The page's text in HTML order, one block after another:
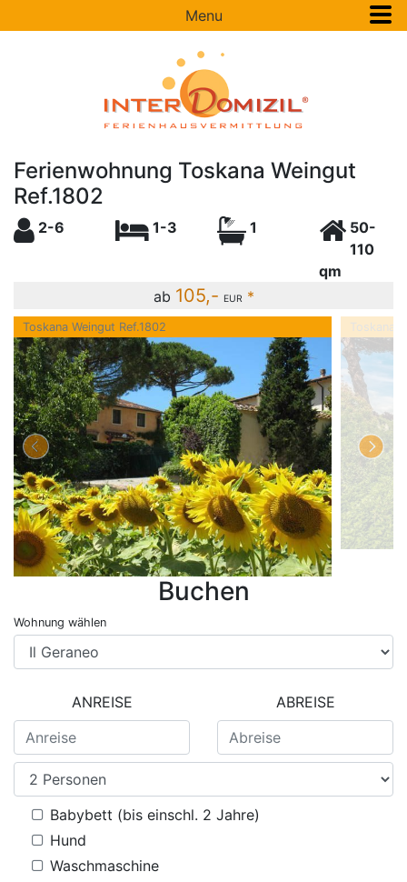
Menu
Ferienwohnung Toskana Weingut
Ref.1802
2-6 1-3 1
50-
110
qm
ab 105,- EUR *
Toskana Weingut Ref.1802 Toskana
Buchen
Wohnung wählen
ANREISE ABREISE
Babybett (bis einschl. 2 Jahre)
Hund
Waschmaschine